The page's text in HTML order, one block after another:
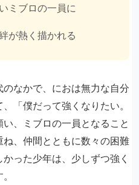
ミブロの一員に
が熱く描かれる
なかで、におは無力な自分
「僕だって強くなりたい。
、ミブロの一員となること
、仲間とともに数々の困難
った少年は、少しずつ強く